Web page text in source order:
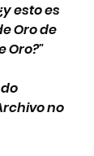
esto es
Oro de
Oro?"
no